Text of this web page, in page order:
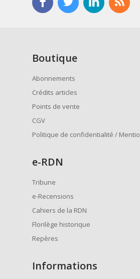
Boutique
Abonnements
Crédits articles
Points de vente
CGV
Politique de confidentialité /
e-RDN
Tribune
e-Recensions
Cahiers de la RDN
Florilège historique
Repères
Informations